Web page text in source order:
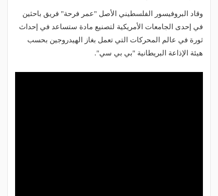
وقاد البروفيسور الفلسطيني الأصل "عمر فرحة" فريق باحثين
في إحدى الجامعات الأمريكية لتصنيع مادة ستساعد في إحداث
ثورة في عالم المحركات التي تعمل بغاز الهيدروجين بحسب
هيئة الإذاعة البريطانية "بي بي سي".